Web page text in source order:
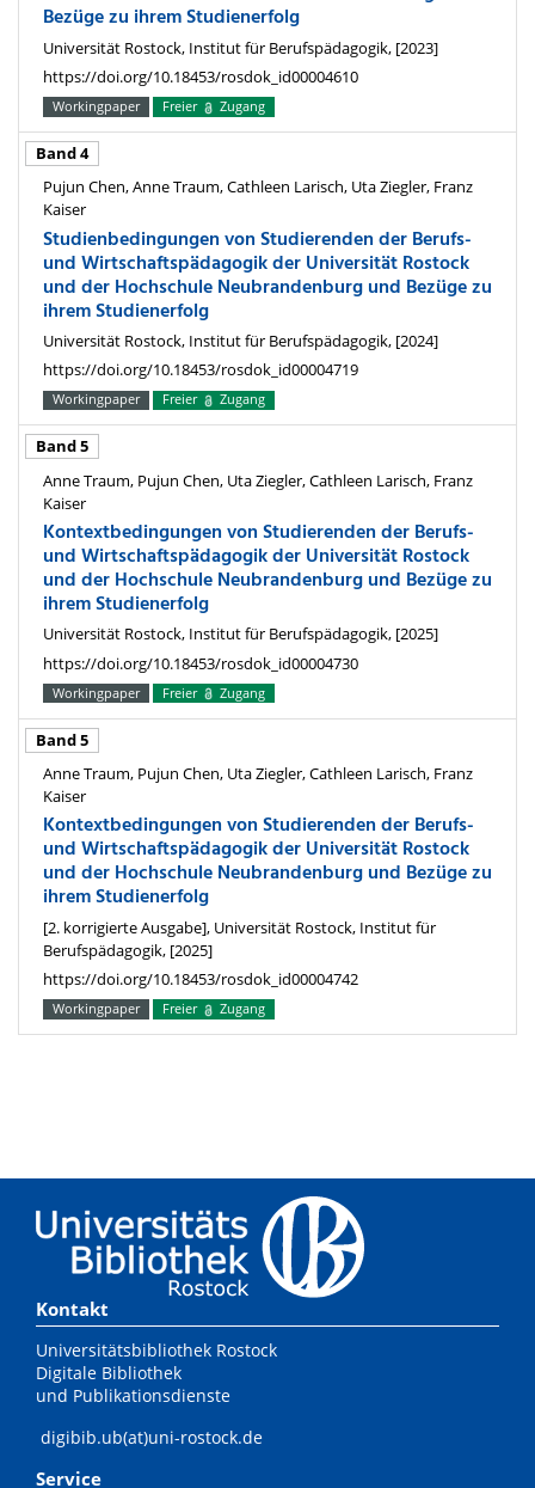
Bezüge zu ihrem Studienerfolg
Universität Rostock, Institut für Berufspädagogik, [2023]
https://doi.org/10.18453/rosdok_id00004610
Workingpaper Freier Zugang
Band 4
Pujun Chen, Anne Traum, Cathleen Larisch, Uta Ziegler, Franz
Kaiser
Studienbedingungen von Studierenden der Berufs-
und Wirtschaftspädagogik der Universität Rostock
und der Hochschule Neubrandenburg und Bezüge zu
ihrem Studienerfolg
Universität Rostock, Institut für Berufspädagogik, [2024]
https://doi.org/10.18453/rosdok_id00004719
Workingpaper Freier Zugang
Band 5
Anne Traum, Pujun Chen, Uta Ziegler, Cathleen Larisch, Franz
Kaiser
Kontextbedingungen von Studierenden der Berufs-
und Wirtschaftspädagogik der Universität Rostock
und der Hochschule Neubrandenburg und Bezüge zu
ihrem Studienerfolg
Universität Rostock, Institut für Berufspädagogik, [2025]
https://doi.org/10.18453/rosdok_id00004730
Workingpaper Freier Zugang
Band 5
Anne Traum, Pujun Chen, Uta Ziegler, Cathleen Larisch, Franz
Kaiser
Kontextbedingungen von Studierenden der Berufs-
und Wirtschaftspädagogik der Universität Rostock
und der Hochschule Neubrandenburg und Bezüge zu
ihrem Studienerfolg
[2. korrigierte Ausgabe], Universität Rostock, Institut für
Berufspädagogik, [2025]
https://doi.org/10.18453/rosdok_id00004742
Workingpaper Freier Zugang
Kontakt
Universitätsbibliothek Rostock
Digitale Bibliothek
und Publikationsdienste
digibib.ub(at)uni-rostock.de
Service